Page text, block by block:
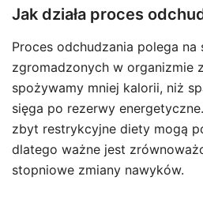
Jak działa proces
Proces odchudzania polega na
zgromadzonych w organizmie
spożywamy mniej kalorii, niż
sięga po rezerwy
zbyt restrykcyjne diety mogą
dlatego ważne jest
stopniowe zmiany nawyków.